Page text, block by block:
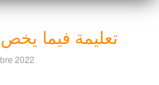
تعليمة فيما
2022